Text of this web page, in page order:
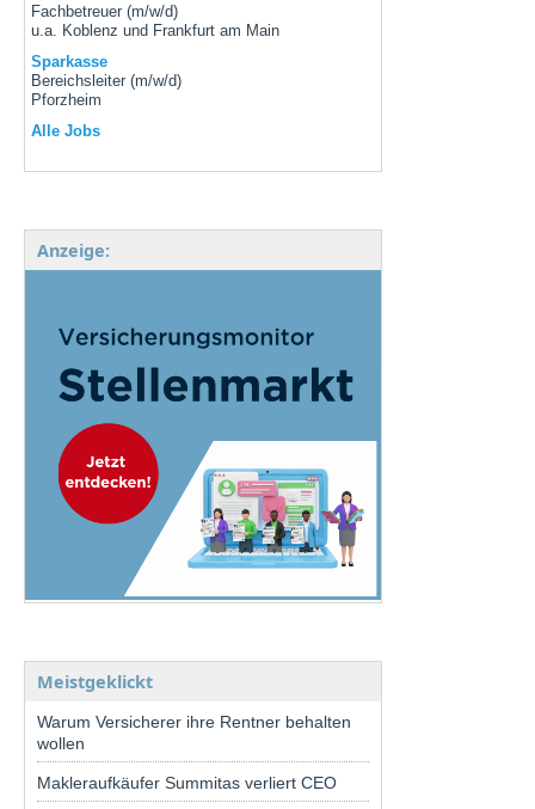
Fachbetreuer (m/w/d)
u.a. Koblenz und Frankfurt am Main
Sparkasse
Bereichsleiter (m/w/d)
Pforzheim
Alle Jobs
Anzeige:
Meistgeklickt
Warum Versicherer ihre Rentner behalten
wollen
Makleraufkäufer Summitas verliert CEO